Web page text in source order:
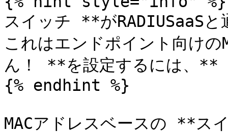
スイッチ **がRADIUSaaS
これはエンドポイント向けの
ん！ **を設定するには、**
{% endhint %}
MACアドレスベースの **